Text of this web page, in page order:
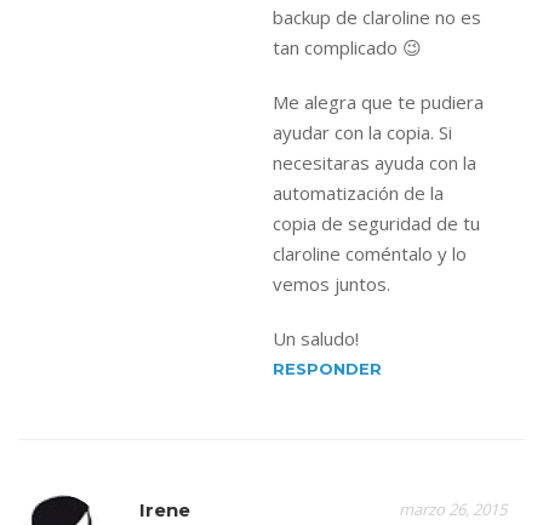
backup de claroline no es
tan complicado 😉
Me alegra que te pudiera
ayudar con la copia. Si
necesitaras ayuda con la
automatización de la
copia de seguridad de tu
claroline coméntalo y lo
vemos juntos.
Un saludo!
RESPONDER
Irene marzo 26, 2015